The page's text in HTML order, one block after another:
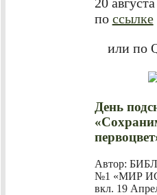
по ссылке
или по
День
Автор:
№1 «МИР
вкл. 19